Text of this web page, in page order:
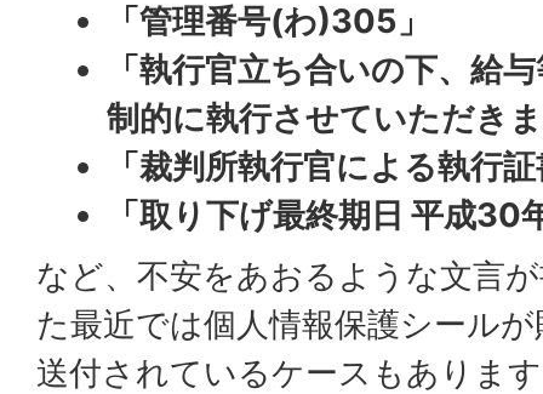
「管理番号(わ)305」
「執行官立ち合いの下、給
制的に執行させていただき
「裁判所執行官による執行
「取り下げ最終期日 平成30
など、不安をあおるような文言
た最近では個人情報保護シール
送付されているケースもありま